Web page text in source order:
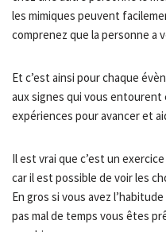
les mimiques peuvent
comprenez que la personne a
Et c’est ainsi pour chaque
aux signes qui vous
expériences pour avancer et
Il est vrai que c’est un
car il est possible de voir les
En gros si vous avez
pas mal de temps vous êtes